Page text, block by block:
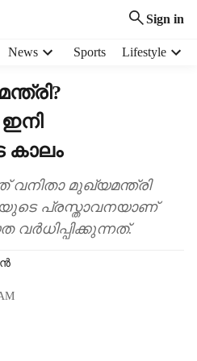
Sign in
News Sports Lifestyle
മുഖ്യമന്ത്രി
പ്രസ്താവനയാണ്